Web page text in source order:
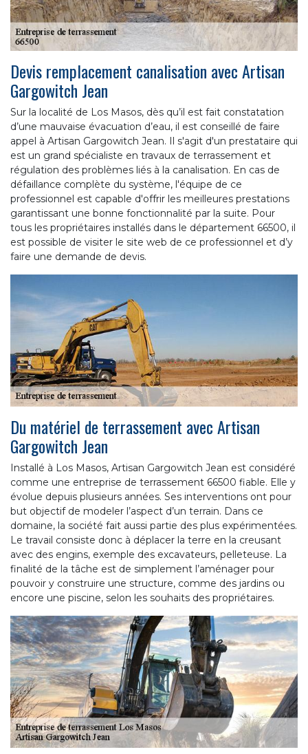
Devis remplacement canalisation avec Artisan
Gargowitch Jean
Sur la localité de Los Masos, dès qu’il est fait constatation
d’une mauvaise évacuation d’eau, il est conseillé de faire
appel à Artisan Gargowitch Jean. Il s'agit d'un prestataire qui
est un grand spécialiste en travaux de terrassement et
régulation des problèmes liés à la canalisation. En cas de
défaillance complète du système, l'équipe de ce
professionnel est capable d'offrir les meilleures prestations
garantissant une bonne fonctionnalité par la suite. Pour
tous les propriétaires installés dans le département 66500, il
est possible de visiter le site web de ce professionnel et d’y
faire une demande de devis.
Du matériel de terrassement avec Artisan
Gargowitch Jean
Installé à Los Masos, Artisan Gargowitch Jean est considéré
comme une entreprise de terrassement 66500 fiable. Elle y
évolue depuis plusieurs années. Ses interventions ont pour
but objectif de modeler l’aspect d’un terrain. Dans ce
domaine, la société fait aussi partie des plus expérimentées.
Le travail consiste donc à déplacer la terre en la creusant
avec des engins, exemple des excavateurs, pelleteuse. La
finalité de la tâche est de simplement l’aménager pour
pouvoir y construire une structure, comme des jardins ou
encore une piscine, selon les souhaits des propriétaires.